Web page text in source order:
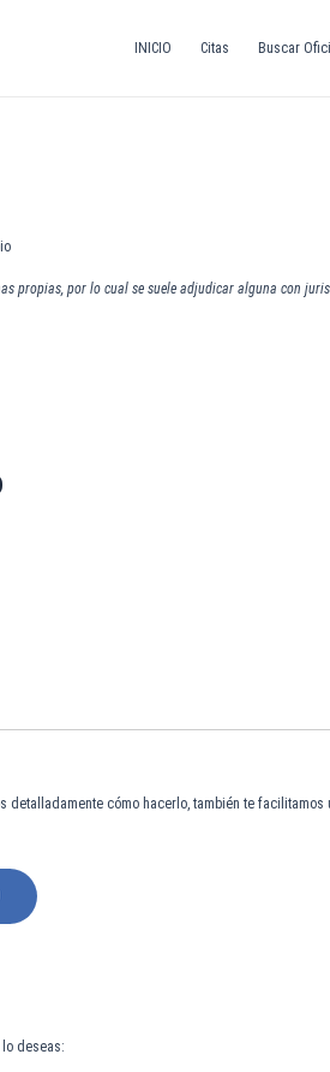
INICIO Citas Buscar
propias, por lo cual se suele adjudicar alguna con
detalladamente cómo hacerlo, también te
deseas: